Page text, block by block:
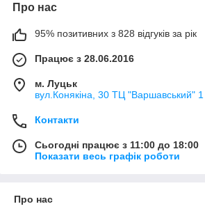
Про нас
95% позитивних з 828 відгуків за рік
Працює з 28.06.2016
м. Луцьк
вул.Конякіна, 30 ТЦ "Варшавський" 1
Контакти
Сьогодні працює з 11:00 до 18:00
Показати весь графік роботи
Про нас